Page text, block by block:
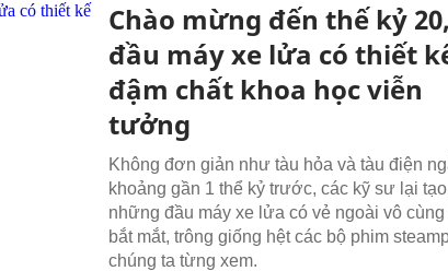
Chào mừng đến thế kỷ
đầu máy xe lửa có thiết
đậm chất khoa học viễn
tưởng
Không đơn giản như tàu hỏa và tàu điện
khoảng gần 1 thể kỷ trước, các kỹ sư lại
những đầu máy xe lửa có vẻ ngoài vô cùng
bắt mắt, trông giống hệt các bộ phim
chúng ta từng xem.